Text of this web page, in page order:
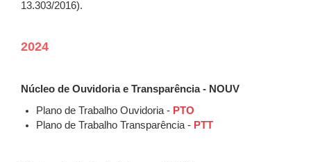
13.303/2016).
2024
Núcleo de Ouvidoria e Transparência - NOUV
Plano de Trabalho Ouvidoria - PTO
Plano de Trabalho Transparência - PTT